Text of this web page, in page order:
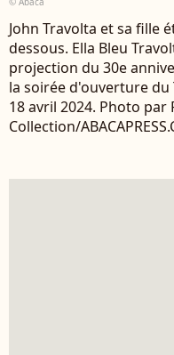
John Travolta et sa fille
dessous. Ella Bleu
projection du 30e
la soirée d'ouverture du
18 avril 2024. Photo
Collection/